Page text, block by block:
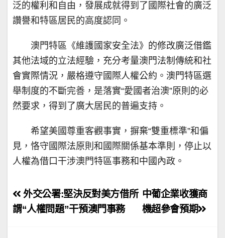
泛的權利和自由，發展成就得到了國際社會的廣泛
讚譽和特區居民的高度認同。
澳門特區《維護國家安全法》的修改廣泛借鑑
其他法域的立法經驗，充分考量澳門法制傳統和社
會實際情況，嚴格遵守國際人權公約。澳門特區選
舉制度的不斷完善，是落實“愛國者治澳”原則的必
然要求，得到了廣大居民的普遍支持。
希望美國尊重客觀事實，摒棄“雙重標準”和偏
見，恪守國際法原則和國際關係基本準則，停止以
人權為借口干涉澳門特區事務和中國內政。
文
章
中葡企業收獲商
機超參會預期
外交公署:堅決反對美方借所
謂“人權問題”干預澳門事務